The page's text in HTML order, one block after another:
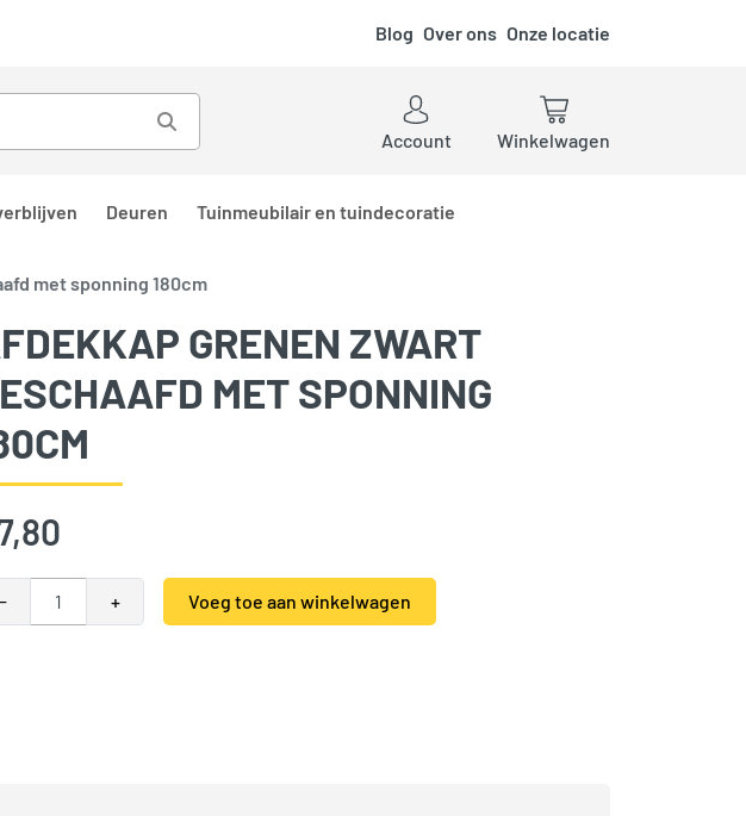
Blog Over ons Onze locatie
Account
Winkelwagen
Deuren Tuinmeubilair en tuindecoratie
met sponning 180cm
GRENEN ZWART
MET SPONNING
grenen zwart geschaafd met sponning 180cm aantal
+
Voeg toe aan winkelwagen